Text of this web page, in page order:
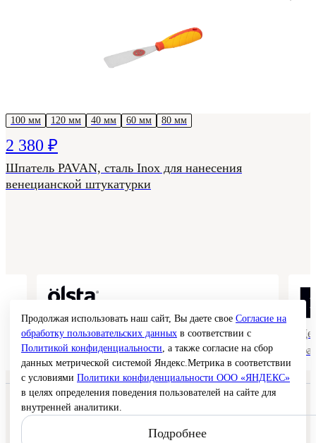
100 мм 120 мм 40 мм 60 мм 80 мм
2 380 ₽
Шпатель PAVAN, сталь Inox для нанесения
венецианской штукатурки
Коллекции гладких и структурных
покрытий
© 2026 Interra Deco Group
Политика конфиденциальности
Согласие на обработку персональных данных
Публичная оферта
Продолжая использовать наш сайт, Вы даете свое Согласие на
обработку пользовательских данных в соответствии с
Политикой конфиденциальности, а также согласие на сбор
данных метрической системой Яндекс.Метрика в соответствии
с условиями Политики конфиденциальности ООО «ЯНДЕКС»
в целях определения поведения пользователей на сайте для
внутренней аналитики.
Подробнее